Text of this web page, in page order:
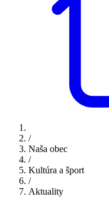
/
Naša obec
/
Kultúra a šport
/
Aktuality